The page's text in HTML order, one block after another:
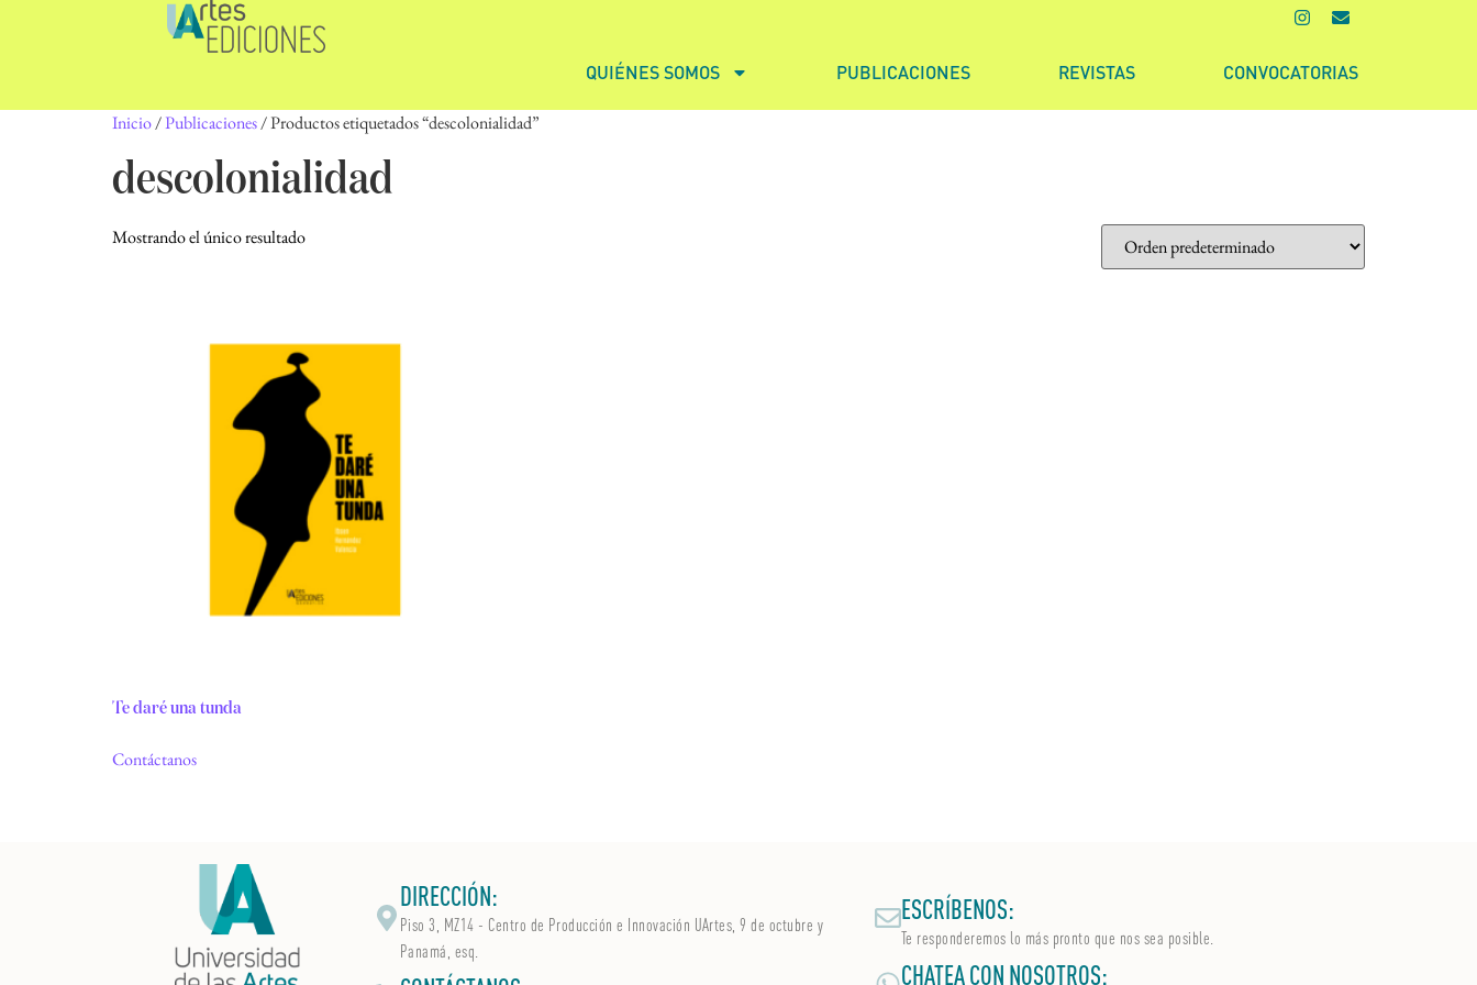
QUIÉNES SOMOS PUBLICACIONES REVISTAS CONVOCATORIAS
Inicio/Publicaciones/ Productos etiquetados “descolonialidad”
descolonialidad
Mostrando el único resultado
Te daré una tunda
Contáctanos
DIRECCIÓN:
Piso 3, MZ14 - Centro de Producción e Innovación UArtes, 9 de octubre y
Panamá, esq.
ESCRÍBENOS:
Te responderemos lo más pronto que nos sea posible.
CHATEA CON NOSOTROS: